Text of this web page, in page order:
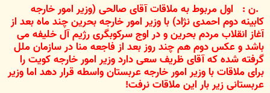
.ن : اول مربوط به ملاقات آقای صالحی (وزیر امور خارجه
کابینه دوم احمدی نژاد) با وزیر امور خارجه بحرین چند ماه بعد از
آغاز انقلاب مردم بحرین و در اوج سرکوبگری رژیم آل خلیفه می
باشد و عکس دوم هم چند روز بعد از فاجعه منا در سازمان ملل
گرفته شده که آقای ظریف سعی دارد وزیر امور خارجه کویت را
برای ملاقات با وزیر امور خارجه عربستان واسطه قرار دهد اما وزیر
عربستانی زیر بار این ملاقات نرفت!